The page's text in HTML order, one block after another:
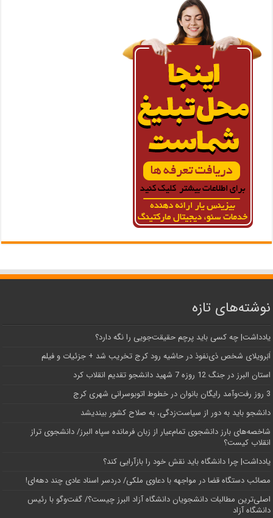
نوشته‌های تازه
یادداشت| ‌چه کسی باید پرچم حقیقت‌جویی را نگه دارد؟
اَبَر‌ویلای شخص ذی‌نفوذ در حاشیه‌ رود کرج تخریب شد + جزئیات و فیلم
استان البرز در جنگ 12 روزه 7 شهید دانشجو تقدیم انقلاب کرد
3 روز رفت‌وآمد رایگان بانوان در خطوط اتوبوسرانی شهری کرج
دانشجو باید به دور از سیاست‌زدگی، به صلاح کشور بیندیشد
شاخصه‌های بارز دانشجوی تمام‌عیار از زبان فرمانده سپاه البرز/ دانشجوی تراز
انقلاب کیست؟
یادداشت| چرا دانشگاه باید نقش خود را بازآرایی کند؟
مصائب دستگاه قضا در مواجهه با دعاوی ملکی/ دردسر اسناد عادی چند‌ دهه‌ای!
اصلی‌ترین مطالبات دانشجویان دانشگاه آزاد البرز چیست؟/ گفت‌وگو با رئیس
دانشگاه آز‌اد